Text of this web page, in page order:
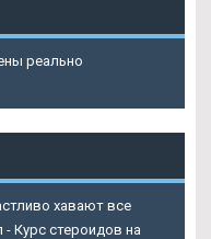
реально
хавают все
Курс стероидов на